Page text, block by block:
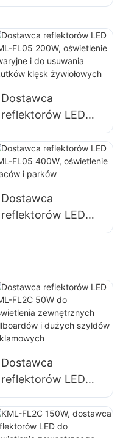
dostawca do
budynków i placów
budowy
Dostawca
reflektorów LED
KML-FL05 200W,
oświetlenie
awaryjne i do
usuwania skutków
klęsk żywiołowych
Dostawca
reflektorów LED
KML-FL05 400W,
Dostawca
reflektorów LED
KML-FL2C 50W do
oświetlenia
zewnętrznych